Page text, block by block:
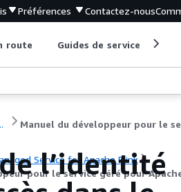
Préférences Contactez-nous
route Guides de service
Service for Apache Flink
pour le service géré pour
l’identité